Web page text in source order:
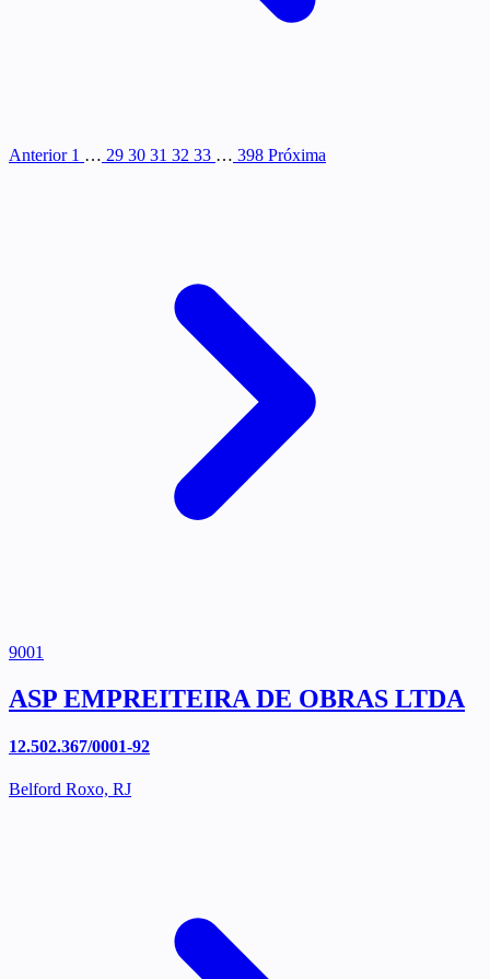
Anterior 1 … 29 30 31 32 33 … 398 Próxima
9001
ASP EMPREITEIRA DE OBRAS LTDA
12.502.367/0001-92
Belford Roxo, RJ